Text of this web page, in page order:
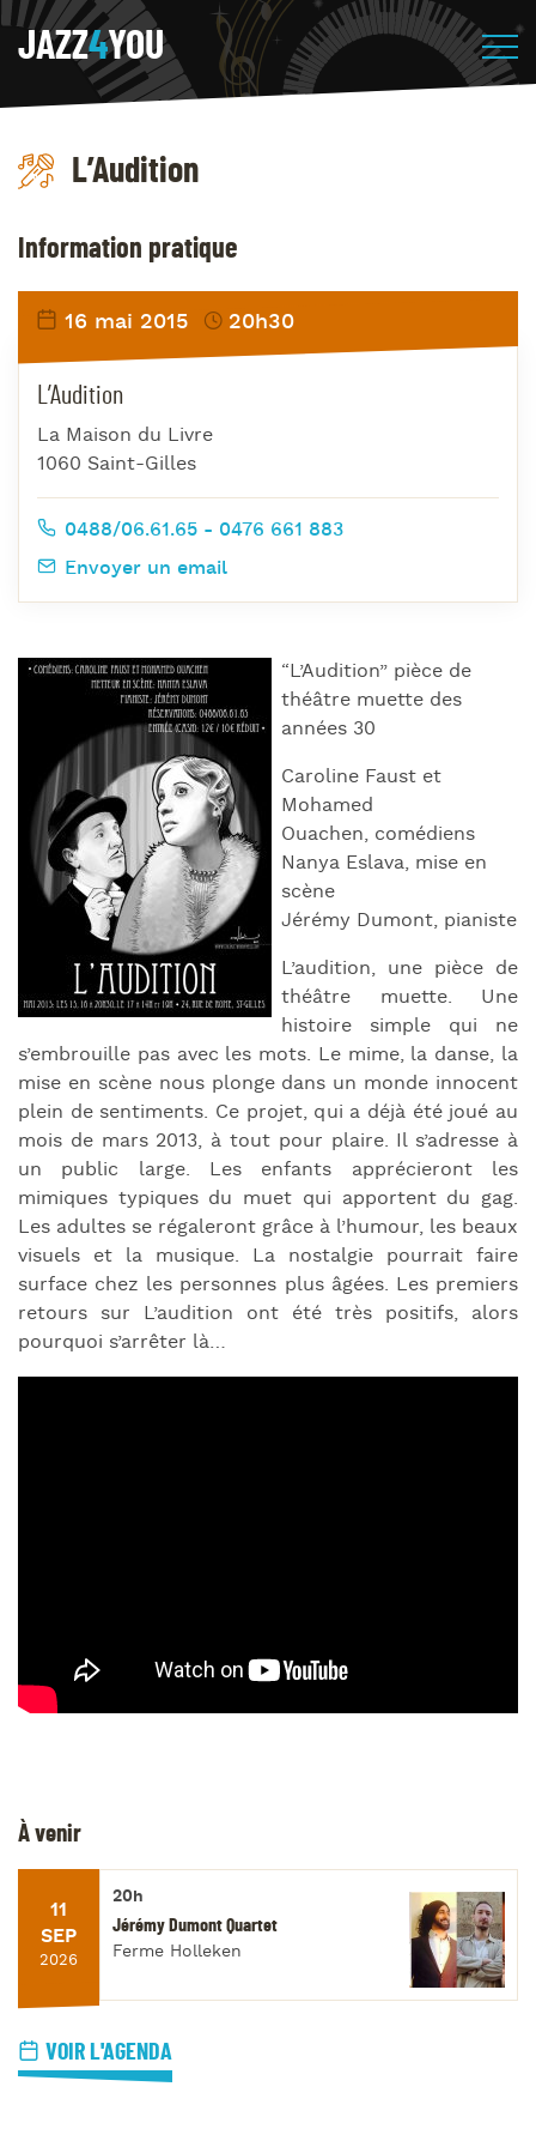
JAZZ4YOU
L’Audition
“L’Audition” pièce de
théâtre muette des
années 30
Caroline Faust et
Mohamed
Ouachen, comédiens
Nanya Eslava, mise en
scène
Jérémy Dumont, pianiste
L’audition, une pièce de
théâtre muette. Une
histoire simple qui ne
s’embrouille pas avec les mots. Le mime, la danse, la
mise en scène nous plonge dans un monde innocent
plein de sentiments. Ce projet, qui a déjà été joué au
mois de mars 2013, à tout pour plaire. Il s’adresse à
un public large. Les enfants apprécieront les
mimiques typiques du muet qui apportent du gag.
Les adultes se régaleront grâce à l’humour, les beaux
visuels et la musique. La nostalgie pourrait faire
surface chez les personnes plus âgées. Les premiers
retours sur L’audition ont été très positifs, alors
pourquoi s’arrêter là…
Information pratique
16 mai 2015 20h30
L’Audition
La Maison du Livre
1060 Saint-Gilles
0488/06.61.65 - 0476 661 883
Envoyer un email
À venir
11
SEP
2026
20h
Jérémy Dumont Quartet
Ferme Holleken
VOIR L'AGENDA